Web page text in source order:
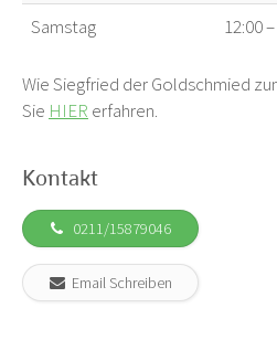
Samstag
12:00
Wie Siegfried der Goldschmied
Sie HIER erfahren.
Kontakt
0211/15879046
Email Schreiben